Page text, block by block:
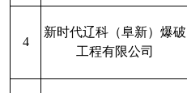
4
新时代辽科（阜新）爆破
工程有限公司